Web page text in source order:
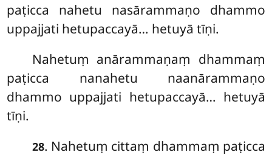
paṭicca nahetu nasārammaṇo dhammo
uppajjati hetupaccayā… hetuyā tīṇi.
Nahetuṃ anārammaṇaṃ dhammaṃ
paṭicca nanahetu naanārammaṇo
dhammo uppajjati hetupaccayā… hetuyā
tīṇi.
28. Nahetuṃ cittaṃ dhammaṃ paṭicca